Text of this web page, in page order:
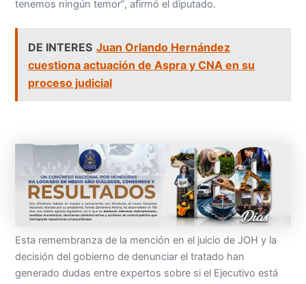
tenemos ningún temor”, afirmó el diputado.
DE INTERES Juan Orlando Hernández
cuestiona actuación de Aspra y CNA en su
proceso judicial
Esta remembranza de la mención en el juicio de JOH y la
decisión del gobierno de denunciar el tratado han
generado dudas entre expertos sobre si el Ejecutivo está